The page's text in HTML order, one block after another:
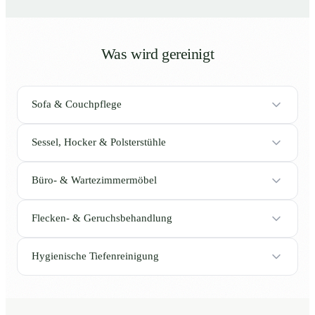
Was wird gereinigt
Sofa & Couchpflege
Sessel, Hocker & Polsterstühle
Büro- & Wartezimmermöbel
Flecken- & Geruchsbehandlung
Hygienische Tiefenreinigung